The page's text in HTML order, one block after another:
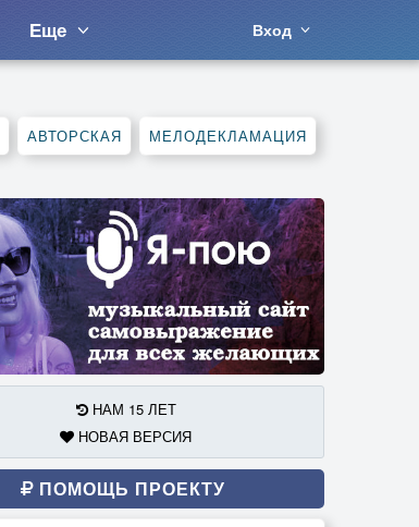
Еще Вход
АВТОРСКАЯ МЕЛОДЕКЛАМАЦИЯ
НАМ 15 ЛЕТ
НОВАЯ ВЕРСИЯ
ПОМОЩЬ ПРОЕКТУ